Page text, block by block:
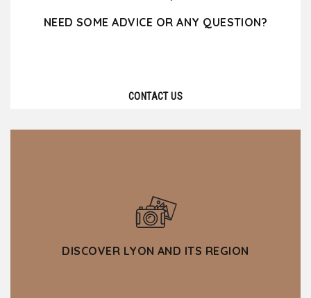
NEED SOME ADVICE OR ANY QUESTION?
CONTACT US
DISCOVER LYON AND ITS REGION